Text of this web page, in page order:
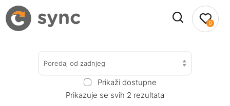
0
Poredaj od zadnjeg
Prikaži dostupne
Prikazuje se svih 2 rezultata